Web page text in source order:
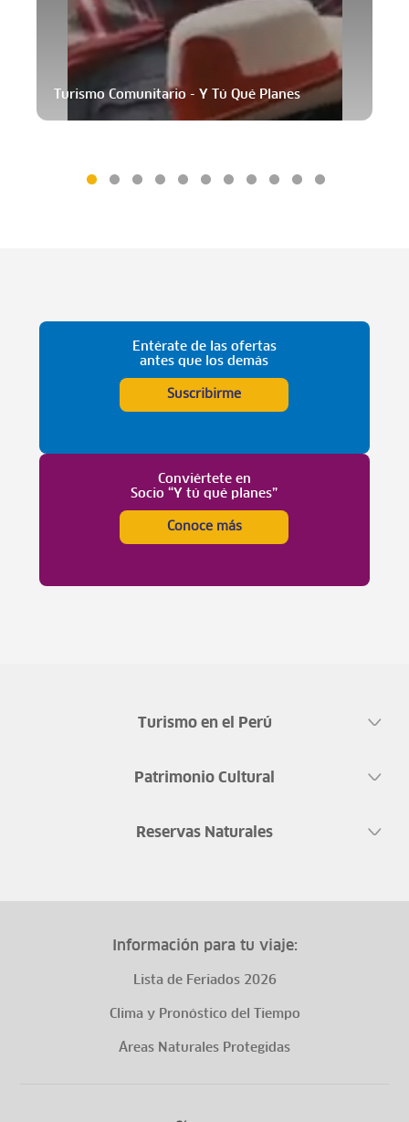
Turismo Comunitario - Y Tú Qué Planes
Entérate de las ofertas
antes que los demás
Suscribirme
Conviértete en
Socio “Y tú qué planes”
Conoce más
Turismo en el Perú
Patrimonio Cultural
Reservas Naturales
Información para tu viaje:
Lista de Feriados 2026
Clima y Pronóstico del Tiempo
Áreas Naturales Protegidas